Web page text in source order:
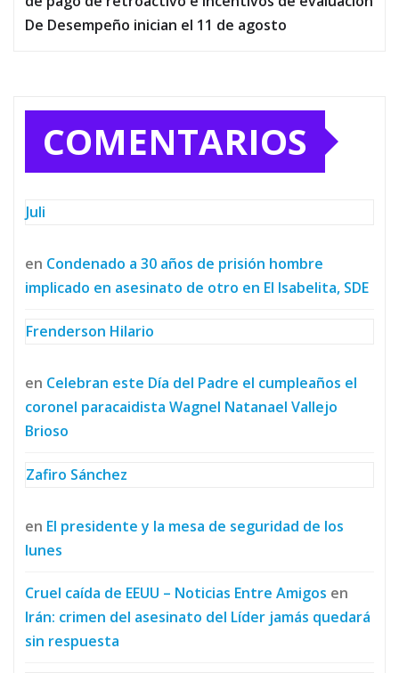
De Desempeño inician el 11 de agosto
COMENTARIOS
Juli
en Condenado a 30 años de prisión hombre
implicado en asesinato de otro en El Isabelita, SDE
Frenderson Hilario
en Celebran este Día del Padre el cumpleaños el
coronel paracaidista Wagnel Natanael Vallejo
Brioso
Zafiro Sánchez
en El presidente y la mesa de seguridad de los
lunes
Cruel caída de EEUU – Noticias Entre Amigos en
Irán: crimen del asesinato del Líder jamás quedará
sin respuesta